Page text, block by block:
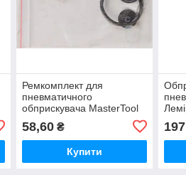
Ремкомплект для
пневматичного
обприскувача MasterTool
58,60₴
Купити
197